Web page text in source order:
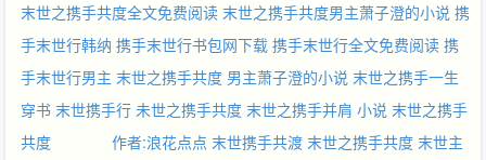
末世之携手共度全文免费阅读 末世之携手共度男主萧子澄的小说 携
手末世行韩纳 携手末世行书包网下载 携手末世行全文免费阅读 携
手末世行男主 末世之携手共度 男主萧子澄的小说 末世之携手一生
穿书 末世携手行 未世之携手共度 末世之携手并肩 小说 末世之携手
共度 作者:浪花点点 末世携手共渡 末世之携手共度 末世主